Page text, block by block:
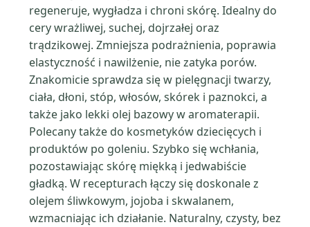
regeneruje, wygładza i chroni skórę. Idealny do
cery wrażliwej, suchej, dojrzałej oraz
trądzikowej. Zmniejsza podrażnienia, poprawia
elastyczność i nawilżenie, nie zatyka porów.
Znakomicie sprawdza się w pielęgnacji twarzy,
ciała, dłoni, stóp, włosów, skórek i paznokci, a
także jako lekki olej bazowy w aromaterapii.
Polecany także do kosmetyków dziecięcych i
produktów po goleniu. Szybko się wchłania,
pozostawiając skórę miękką i jedwabiście
gładką. W recepturach łączy się doskonale z
olejem śliwkowym, jojoba i skwalanem,
wzmacniając ich działanie. Naturalny, czysty, bez